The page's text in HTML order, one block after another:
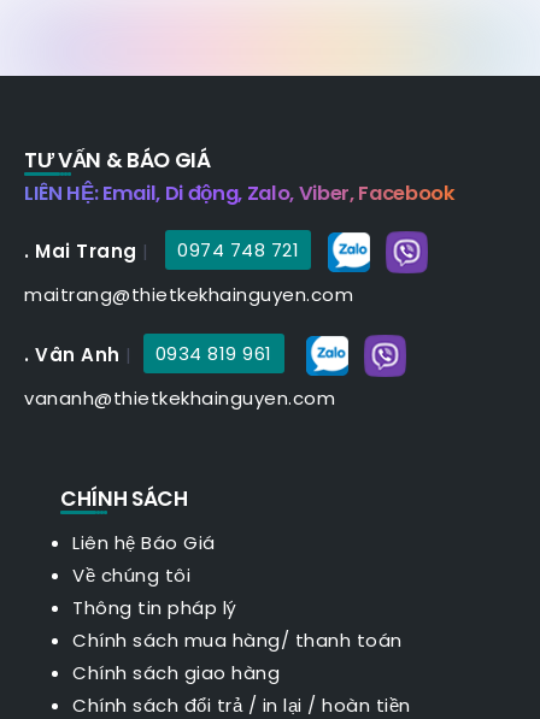
TƯ VẤN & BÁO GIÁ
LIÊN HỆ: Email, Di động, Zalo, Viber, Facebook
. Mai Trang |
0974 748 721
maitrang@thietkekhainguyen.com
. Vân Anh |
0934 819 961
vananh@thietkekhainguyen.com
CHÍNH SÁCH
Liên hệ Báo Giá
Về chúng tôi
Thông tin pháp lý
Chính sách mua hàng/ thanh toán
Chính sách giao hàng
Chính sách đổi trả / in lại / hoàn tiền